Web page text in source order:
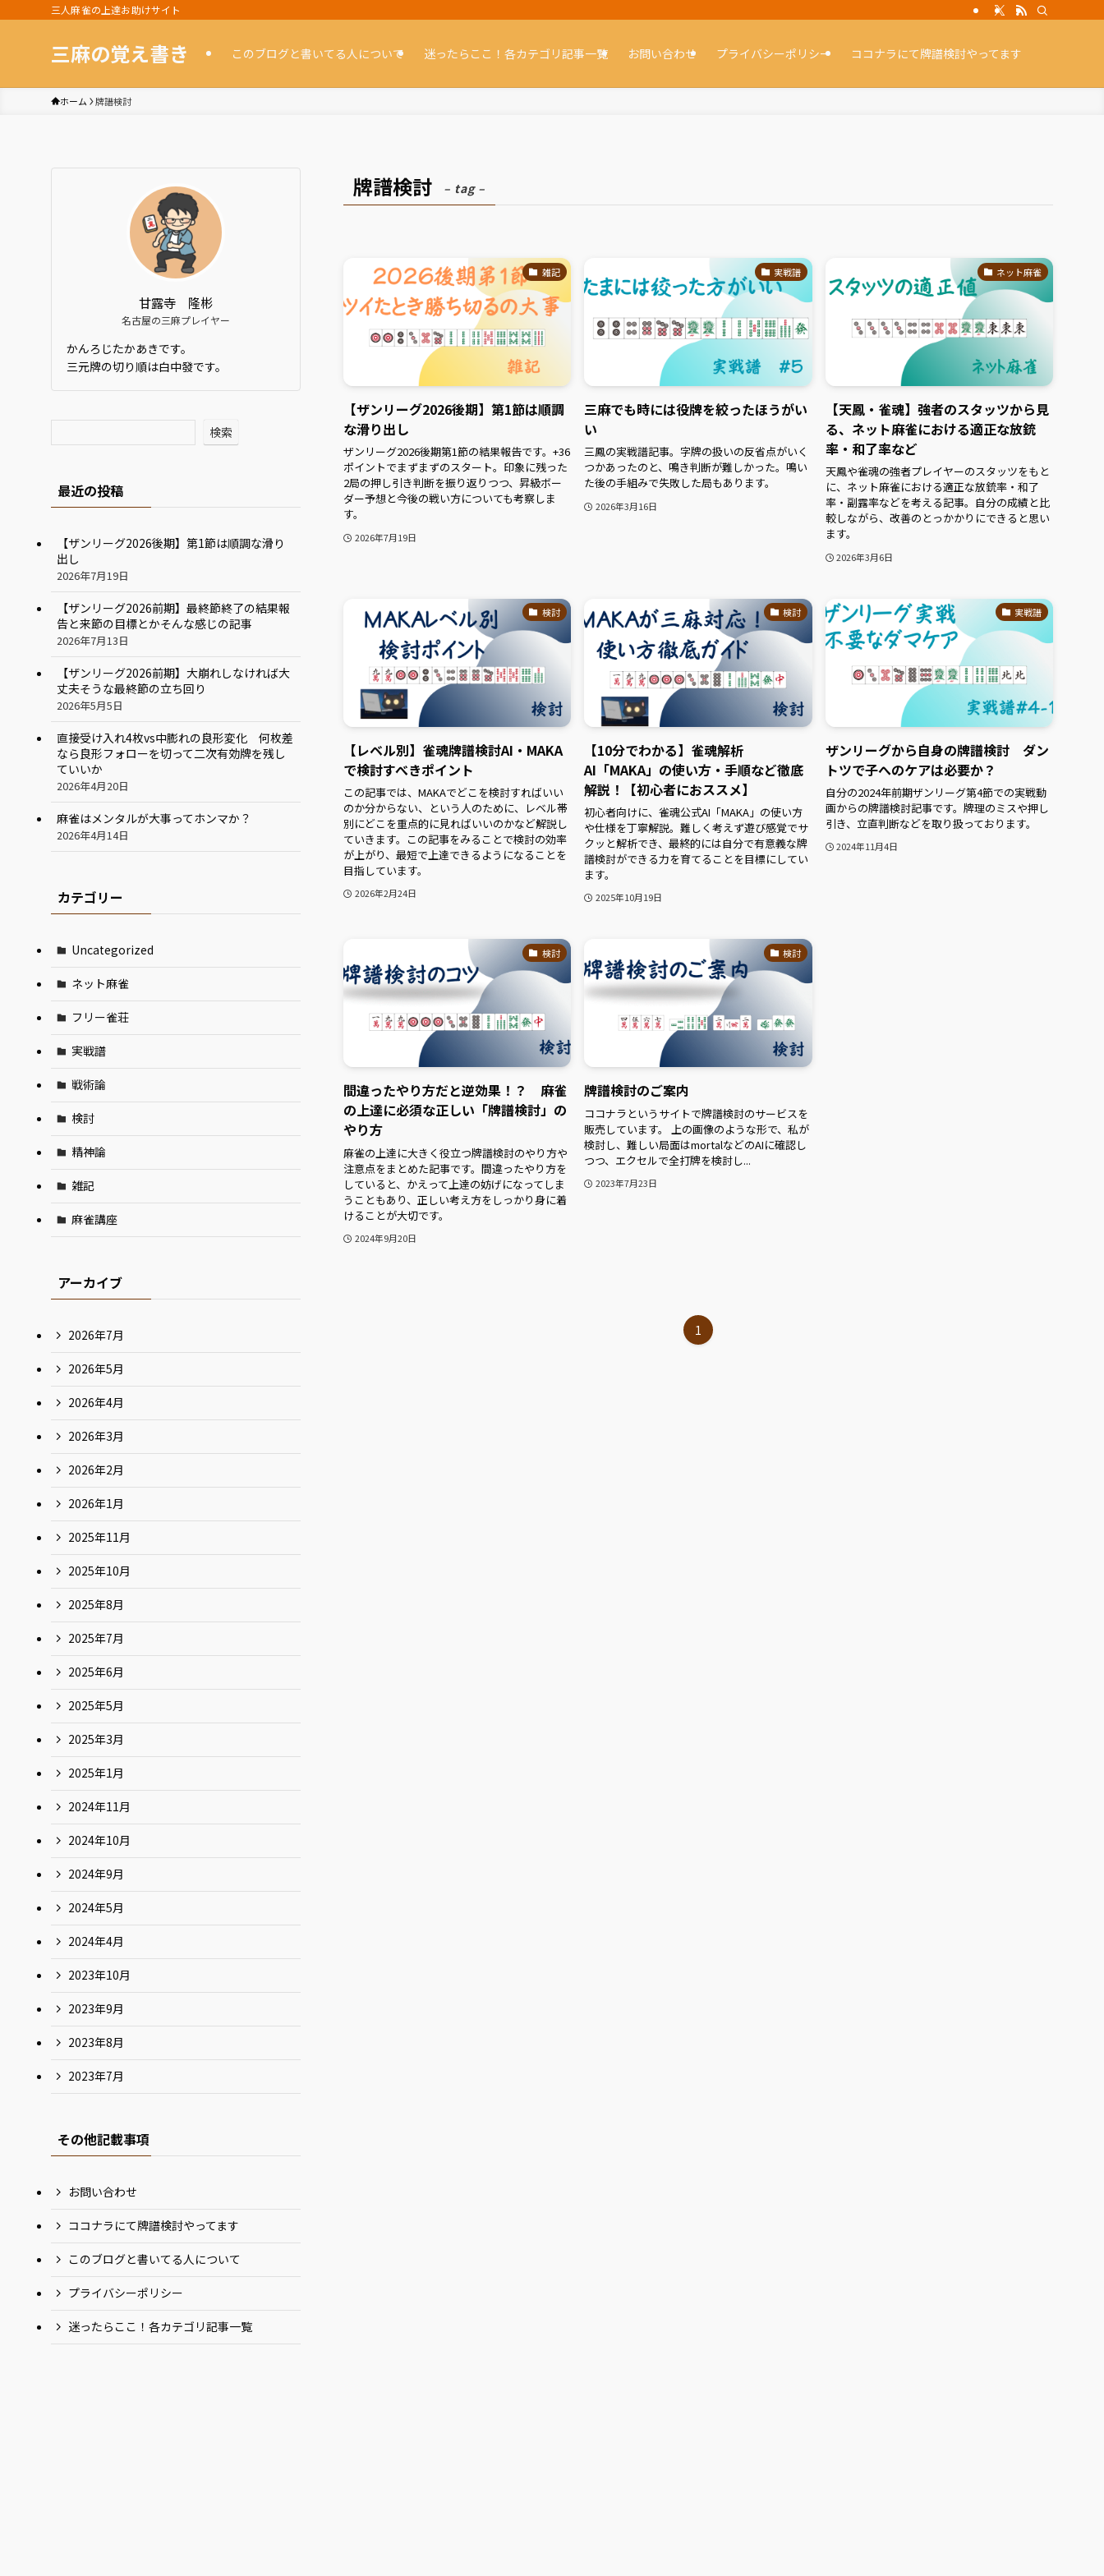
三人麻雀の上達お助けサイト
三麻の覚え書き このブログと書いてる人について 迷ったらここ！各カテゴリ記事一覧 お問い合わせ プライバシーポリシー ココナラにて牌譜検討やってます
ホーム 牌譜検討
牌譜検討 – tag –
雑記
【ザンリーグ2026後期】第1節は順調
な滑り出し
ザンリーグ2026後期第1節の結果報告です。+36
ポイントでまずまずのスタート。印象に残った
2局の押し引き判断を振り返りつつ、昇級ボー
ダー予想と今後の戦い方についても考察しま
す。
2026年7月19日
実戦譜
三麻でも時には役牌を絞ったほうがい
い
三鳳の実戦譜記事。字牌の扱いの反省点がいく
つかあったのと、鳴き判断が難しかった。鳴い
た後の手組みで失敗した局もあります。
2026年3月16日
ネット麻雀
【天鳳・雀魂】強者のスタッツから見
る、ネット麻雀における適正な放銃
率・和了率など
天鳳や雀魂の強者プレイヤーのスタッツをもと
に、ネット麻雀における適正な放銃率・和了
率・副露率などを考える記事。自分の成績と比
較しながら、改善のとっかかりにできると思い
ます。
2026年3月6日
検討
【レベル別】雀魂牌譜検討AI・MAKA
で検討すべきポイント
この記事では、MAKAでどこを検討すればいい
のか分からない、という人のために、レベル帯
別にどこを重点的に見ればいいのかなど解説し
ていきます。この記事をみることで検討の効率
が上がり、最短で上達できるようになることを
目指しています。
2026年2月24日
検討
【10分でわかる】雀魂解析
AI「MAKA」の使い方・手順など徹底
解説！【初心者におススメ】
初心者向けに、雀魂公式AI「MAKA」の使い方
や仕様を丁寧解説。難しく考えず遊び感覚でサ
クッと解析でき、最終的には自分で有意義な牌
譜検討ができる力を育てることを目標にしてい
ます。
2025年10月19日
実戦譜
ザンリーグから自身の牌譜検討 ダン
トツで子へのケアは必要か？
自分の2024年前期ザンリーグ第4節での実戦動
画からの牌譜検討記事です。牌理のミスや押し
引き、立直判断などを取り扱っております。
2024年11月4日
検討
間違ったやり方だと逆効果！？ 麻雀
の上達に必須な正しい「牌譜検討」の
やり方
麻雀の上達に大きく役立つ牌譜検討のやり方や
注意点をまとめた記事です。間違ったやり方を
していると、かえって上達の妨げになってしま
うこともあり、正しい考え方をしっかり身に着
けることが大切です。
2024年9月20日
検討
牌譜検討のご案内
ココナラというサイトで牌譜検討のサービスを
販売しています。 上の画像のような形で、私が
検討し、難しい局面はmortalなどのAIに確認し
つつ、エクセルで全打牌を検討し...
2023年7月23日
1
甘露寺 隆彬
名古屋の三麻プレイヤー
かんろじたかあきです。
三元牌の切り順は白中發です。
検索
最近の投稿
【ザンリーグ2026後期】第1節は順調な滑り
出し
2026年7月19日
【ザンリーグ2026前期】最終節終了の結果報
告と来節の目標とかそんな感じの記事
2026年7月13日
【ザンリーグ2026前期】大崩れしなければ大
丈夫そうな最終節の立ち回り
2026年5月5日
直接受け入れ4枚vs中膨れの良形変化 何枚差
なら良形フォローを切って二次有効牌を残し
ていいか
2026年4月20日
麻雀はメンタルが大事ってホンマか？
2026年4月14日
カテゴリー
Uncategorized
ネット麻雀
フリー雀荘
実戦譜
戦術論
検討
精神論
雑記
麻雀講座
アーカイブ
2026年7月
2026年5月
2026年4月
2026年3月
2026年2月
2026年1月
2025年11月
2025年10月
2025年8月
2025年7月
2025年6月
2025年5月
2025年3月
2025年1月
2024年11月
2024年10月
2024年9月
2024年5月
2024年4月
2023年10月
2023年9月
2023年8月
2023年7月
その他記載事項
お問い合わせ
ココナラにて牌譜検討やってます
このブログと書いてる人について
プライバシーポリシー
迷ったらここ！各カテゴリ記事一覧